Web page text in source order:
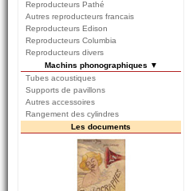
Reproducteurs Pathé
Autres reproducteurs francais
Reproducteurs Edison
Reproducteurs Columbia
Reproducteurs divers
Machins phonographiques ▼
Tubes acoustiques
Supports de pavillons
Autres accessoires
Rangement des cylindres
Les documents